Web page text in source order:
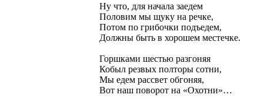
Ну что, для начала заедем
Половим мы щуку на речке,
Потом по грибочки подъедем,
Должны быть в хорошем местечке.
Горшками шестью разгоняя
Кобыл резвых полторы сотни,
Мы едем рассвет обгоняя,
Вот наш поворот на «Охотни»…